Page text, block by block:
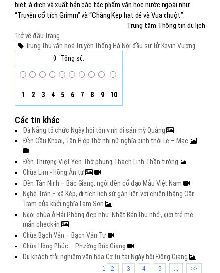
biệt là dịch và xuất bản các tác phẩm văn học nước ngoài như
“Truyện cổ tích Grimm” và “Chàng Kẹp hạt dẻ và Vua chuột”.
Trung tâm Thông tin du lịch
Trở về đầu trang
Trung thu văn hoá truyền thống Hà Nội đầu sư tử Kevin Vương
0
Tổng số:
1 2 3 4 5 6 7 8 9 10
Các tin khác
Đà Nẵng tổ chức Ngày hội tôn vinh di sản mỳ Quảng
Đền Cầu Khoai, Tân Hiệp thờ nhị nữ nghĩa binh thời Lê – Mạc
Đền Thượng Việt Yên, thờ phụng Thạch Linh Thần tướng
Chùa Lim - Hồng Ân tự
Đền Tân Ninh – Bắc Giang, ngôi đền cổ đạo Mẫu Việt Nam
Nghè Trận – xã Kép, di tích lịch sử gắn liền với chiến thắng Cần
Trạm của khởi nghĩa Lam Sơn
Ngôi chùa ở Hải Phòng đẹp như 'Nhật Bản thu nhỏ', giới trẻ mê
mẩn check-in
Chùa Bạch Vân – Bạch Vân Tự
Chùa Hồng Phúc – Phường Bắc Giang
Du khách trải nghiệm văn hóa Cơ tu tại Ngày hội Đông Giang
1 2 3 4 5 ... >>